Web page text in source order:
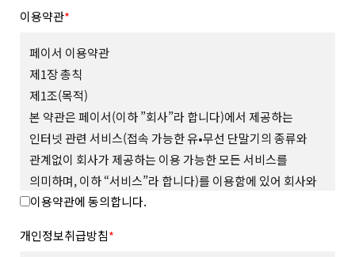
이용약관*
페이서 이용약관
제1장 총칙
제1조(목적)
본 약관은 페이서(이하 ”회사”라 합니다)에서 제공하는
인터넷 관련 서비스(접속 가능한 유•무선 단말기의 종류와
관계없이 회사가 제공하는 이용 가능한 모든 서비스를
의미하며, 이하 “서비스”라 합니다)를 이용함에 있어 회사와
회원의 권리와 의무, 책임사항을 규정함을 그 목적으로
제 2 조 (용어의 정의)
이용약관에 동의합니다.
개인정보취급방침*